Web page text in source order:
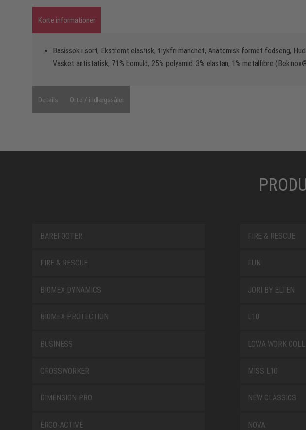
Korte informationer
Basissok i sort, Ekstremt elastisk, trykfri manchet, Anatomisk formet fodseng,
Vasket antistatisk, 71% bomuld, 25% polyamid, 3% elastan, 1% metalfibre
Details Orto / indlægssåler
BAREFOOTER
FIRE & RESCUE
BIOMEX DYNAMICS
BIOMEX PROTECTION
BUSINESS
CROSSWORKER
DIMENSION PRO
ERGO-ACTIVE
FIRE & RESCUE
FUN
JORI BY ELTEN
L10
LOWA WORK
MISS L10
NEW CLASSICS
NOVA